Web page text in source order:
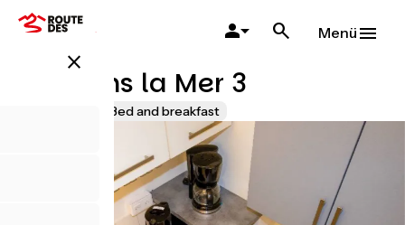
Direkt
zum
close
Menü
L'Or dans la Mer 3
Bed and breakfast